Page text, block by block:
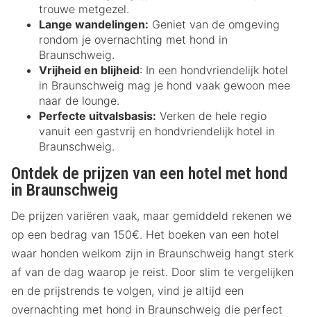
trouwe metgezel.
Lange wandelingen: Geniet van de omgeving
rondom je overnachting met hond in
Braunschweig.
Vrijheid en blijheid: In een hondvriendelijk hotel
in Braunschweig mag je hond vaak gewoon mee
naar de lounge.
Perfecte uitvalsbasis: Verken de hele regio
vanuit een gastvrij en hondvriendelijk hotel in
Braunschweig.
Ontdek de prijzen van een hotel met hond
in Braunschweig
De prijzen variëren vaak, maar gemiddeld rekenen we
op een bedrag van 150€. Het boeken van een hotel
waar honden welkom zijn in Braunschweig hangt sterk
af van de dag waarop je reist. Door slim te vergelijken
en de prijstrends te volgen, vind je altijd een
overnachting met hond in Braunschweig die perfect